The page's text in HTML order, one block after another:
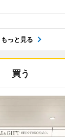
もっと見る
買う